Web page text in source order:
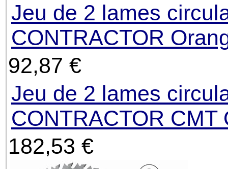
Jeu de 2 lames
CONTRACTOR
92,87 €
Jeu de 2 lames
CONTRACTOR CMT
182,53 €